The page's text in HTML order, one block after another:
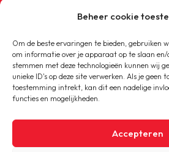
Beheer cookie
Om de beste ervaringen te bieden, gebruiken
om informatie over je apparaat op te slaan
stemmen met deze technologieën kunnen wij
unieke ID's op deze site verwerken. Als je
toestemming intrekt, kan dit een nadelige
functies en mogelijkheden.
Accepteren
ledenadministratie@afc.nl
Copyright © 2020-2026 AFC